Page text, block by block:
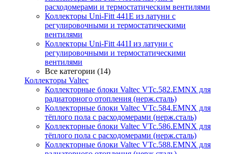
расходомерами и термостатическим вентилями
Коллекторы Uni-Fitt 441E из латуни с
регулировочными и термостатическими
вентилями
Коллекторы Uni-Fitt 441I из латуни с
регулировочными и термостатическими
вентилями
Все категории (14)
Коллекторы Valtec
Коллекторные блоки Valtec VTc.582.EMNX для
радиаторного отопления (нерж.сталь)
Коллекторные блоки Valtec VTc.584.EMNX для
тёплого пола с расходомерами (нерж.сталь)
Коллекторные блоки Valtec VTc.586.EMNX для
тёплого пола с расходомерами (нерж.сталь)
Коллекторные блоки Valtec VTc.588.EMNX для